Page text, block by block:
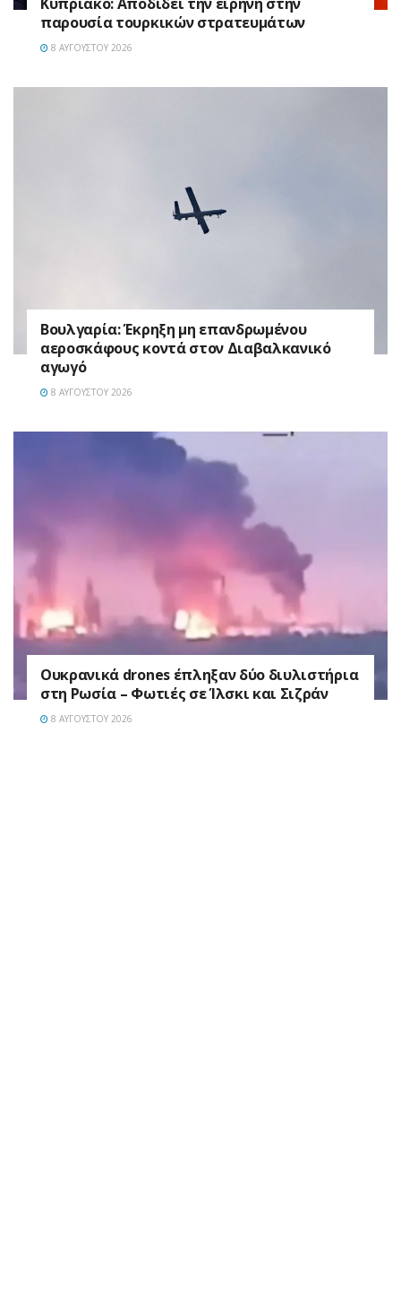
παρουσία τουρκικών στρατευμάτων
8 ΑΥΓΟΎΣΤΟΥ 2026
Βουλγαρία: Έκρηξη μη επανδρωμένου
αεροσκάφους κοντά στον Διαβαλκανικό
αγωγό
8 ΑΥΓΟΎΣΤΟΥ 2026
Ουκρανικά drones έπληξαν δύο διυλιστήρια
στη Ρωσία – Φωτιές σε Ίλσκι και Σιζράν
8 ΑΥΓΟΎΣΤΟΥ 2026